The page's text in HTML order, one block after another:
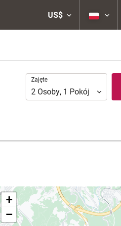
US$
Zajęte
Zajęte
2 Osoby, 1 Pokój
+
−